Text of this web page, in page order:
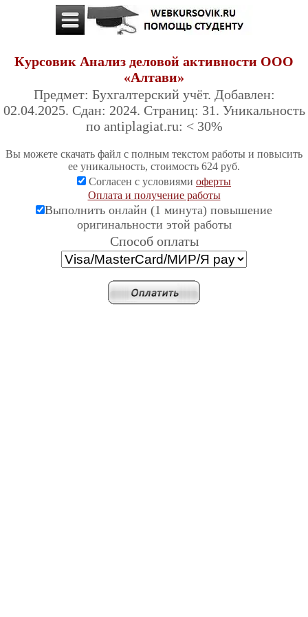
Курсовик Анализ деловой активности ООО
«Алтави»
Предмет: Бухгалтерский учёт. Добавлен:
02.04.2025. Сдан: 2024. Страниц: 31. Уникальность
по antiplagiat.ru: < 30%
Вы можете скачать файл с полным текстом работы и повысить
ее уникальность, стоимость 624 руб.
Согласен с условиями оферты
Оплата и получение работы
Выполнить онлайн (1 минута) повышение
оригинальности этой работы
Cпособ оплаты